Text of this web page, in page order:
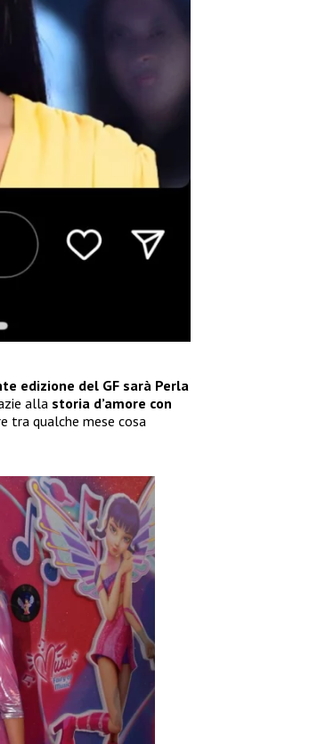
edizione del GF sarà Perla
alla storia d’amore con
tra qualche mese cosa